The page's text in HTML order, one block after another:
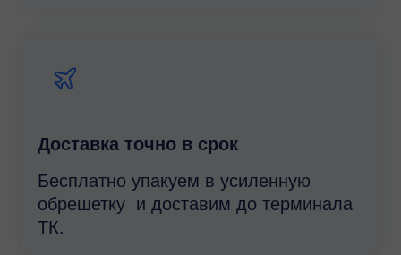
Доставка точно в срок
Бесплатно упакуем в усиленную
обрешетку и доставим до терминала
ТК.